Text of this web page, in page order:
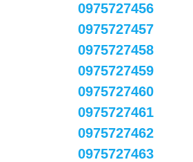
0975727456
0975727457
0975727458
0975727459
0975727460
0975727461
0975727462
0975727463